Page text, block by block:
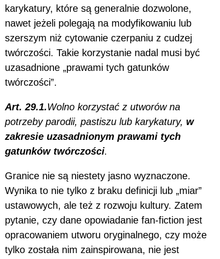
karykatury, które są generalnie dozwolone,
nawet jeżeli polegają na modyfikowaniu lub
szerszym niż cytowanie czerpaniu z cudzej
twórczości. Takie korzystanie nadal musi być
uzasadnione „prawami tych gatunków
twórczości”.
Art. 29.1.Wolno korzystać z utworów na
potrzeby parodii, pastiszu lub karykatury, w
zakresie uzasadnionym prawami tych
gatunków twórczości.
Granice nie są niestety jasno wyznaczone.
Wynika to nie tylko z braku definicji lub „miar”
ustawowych, ale też z rozwoju kultury. Zatem
pytanie, czy dane opowiadanie fan-fiction jest
opracowaniem utworu oryginalnego, czy może
tylko została nim zainspirowana, nie jest